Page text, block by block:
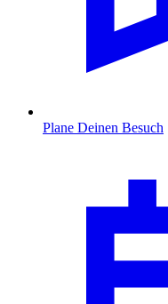
Plane Deinen Besuch